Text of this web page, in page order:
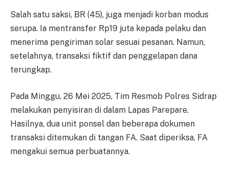
Salah satu saksi, BR (45), juga menjadi korban modus
serupa. Ia mentransfer Rp19 juta kepada pelaku dan
menerima pengiriman solar sesuai pesanan. Namun,
setelahnya, transaksi fiktif dan penggelapan dana
terungkap.
Pada Minggu, 26 Mei 2025, Tim Resmob Polres Sidrap
melakukan penyisiran di dalam Lapas Parepare.
Hasilnya, dua unit ponsel dan beberapa dokumen
transaksi ditemukan di tangan FA. Saat diperiksa, FA
mengakui semua perbuatannya.